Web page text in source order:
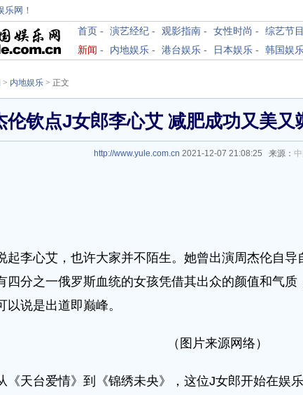
乐网 ！
首页 - 演艺经纪 - 观影指南 - 女性时尚 - 综艺节目
新闻 - 内地娱乐 - 港台娱乐 - 日本娱乐 - 韩国娱
> 内地娱乐 > 正文
伦钦点J女郎李心艾 减肥成功又美
http://www.yule.com.cn 2021-12-07 21:08:25 来源：
李心艾，也许大家并不陌生。她曾出演周杰伦自导
四分之一俄罗斯血统的女孩凭借其出众的颜值和气质
以说是出道即巅峰。
（图片来源网络）
天台爱情》到《锦绣未央》，这位J女郎开始在娱